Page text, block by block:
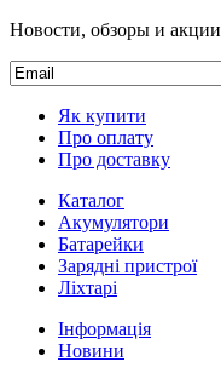
Новости, обзоры и акции
Як купити
Про оплату
Про доставку
Каталог
Акумулятори
Батарейки
Зарядні пристрої
Ліхтарі
Інформація
Новини